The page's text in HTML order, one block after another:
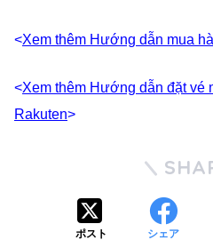
<Xem thêm Hướng dẫn mua
<Xem thêm Hướng dẫn đặt vé
Rakuten>
ポスト シェア